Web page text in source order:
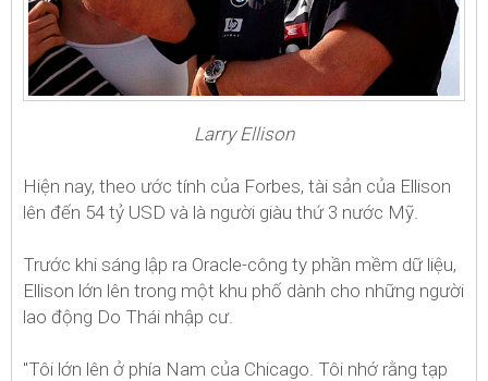
Larry Ellison
Hiện nay, theo ước tính của Forbes, tài sản của Ellison
lên đến 54 tỷ USD và là người giàu thứ 3 nước Mỹ.
Trước khi sáng lập ra Oracle-công ty phần mềm dữ liệu,
Ellison lớn lên trong một khu phố dành cho những người
lao động Do Thái nhập cư.
"Tôi lớn lên ở phía Nam của Chicago. Tôi nhớ rằng tạp